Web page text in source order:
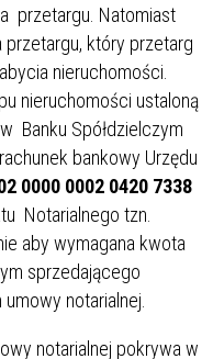
przetargu. Natomiast
który przetarg
nieruchomości.
nieruchomości ustaloną
Banku Spółdzielczym
bankowy Urzędu
0000 0002 0420 7338
Notarialnego tzn.
aby wymagana kwota
sprzedającego
notarialnej.
notarialnej pokrywa w